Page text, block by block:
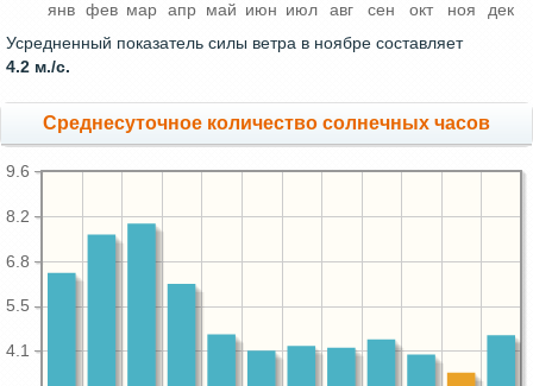
янв фев мар апр май июн июл авг сен окт ноя дек
Усредненный показатель силы ветра в ноябре составляет
4.2 м./с.
Среднесуточное количество солнечных часов
4.1
5.5
6.8
8.2
9.6